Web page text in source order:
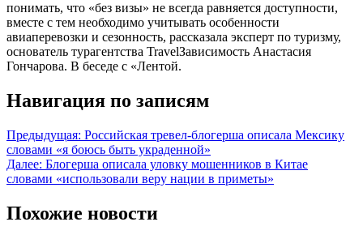
понимать, что «без визы» не всегда равняется доступности,
вместе с тем необходимо учитывать особенности
авиаперевозки и сезонность, рассказала эксперт по туризму,
основатель турагентства TravelЗависимость Анастасия
Гончарова. В беседе с «Лентой.
Навигация по записям
Предыдущая: Российская тревел-блогерша описала Мексику
словами «я боюсь быть украденной»
Далее: Блогерша описала уловку мошенников в Китае
словами «использовали веру нации в приметы»
Похожие новости